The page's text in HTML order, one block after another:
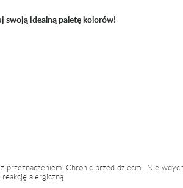
idealną paletę kolorów!
Chronić przed dziećmi. Nie
alergiczną.